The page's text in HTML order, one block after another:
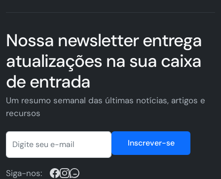
Nossa newsletter entrega
atualizações na sua caixa
de entrada
Um resumo semanal das últimas notícias, artigos e
recursos
Inscrever-se
Siga-nos: